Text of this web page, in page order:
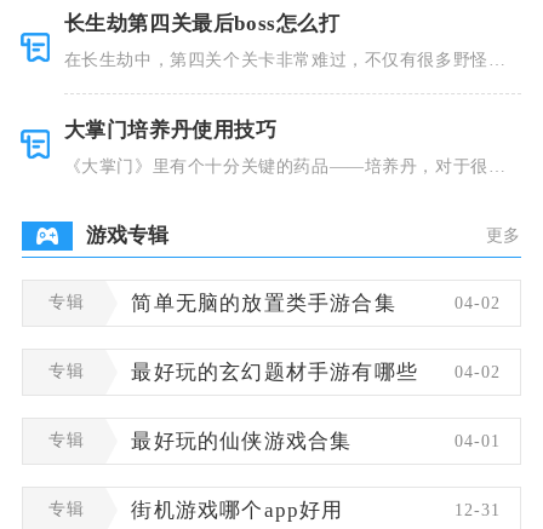
长生劫第四关最后boss怎么打
在长生劫中，第四关个关卡非常难过，不仅有很多野怪，
大掌门培养丹使用技巧
《大掌门》里有个十分关键的药品——培养丹，对于很多
游戏专辑 更多
专辑 简单无脑的放置类手游合集 04-02
专辑 最好玩的玄幻题材手游有哪些 04-02
专辑 最好玩的仙侠游戏合集 04-01
专辑 街机游戏哪个app好用 12-31